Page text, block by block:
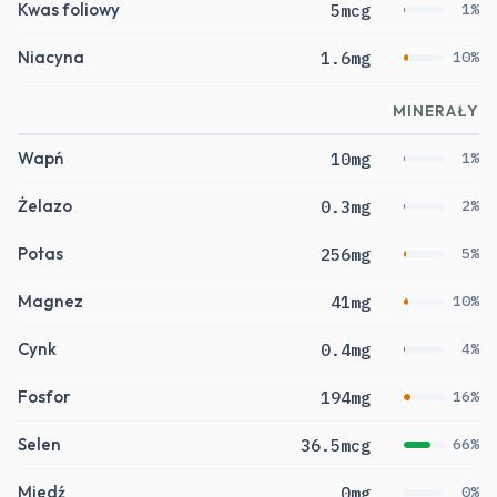
Kwas foliowy 5mcg 1%
Niacyna 1.6mg 10%
MINERAŁY
Wapń 10mg 1%
Żelazo 0.3mg 2%
Potas 256mg 5%
Magnez 41mg 10%
Cynk 0.4mg 4%
Fosfor 194mg 16%
Selen 36.5mcg 66%
Miedź 0mg 0%